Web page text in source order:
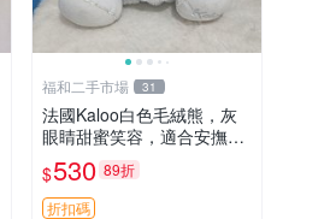
福和二手市場 31
法國Kaloo白色毛絨熊，灰
眼睛甜蜜笑容，適合安撫逗
趣可愛，柔軟面料手感佳。
14 白色安撫熊 毛絨玩具 寶
寶逗樂具
$530 89折
折扣碼